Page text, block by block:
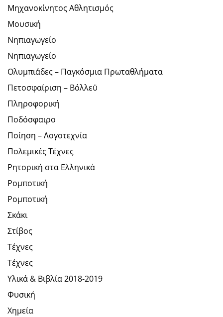
Μηχανοκίνητος Αθλητισμός
Μουσική
Νηπιαγωγείο
Νηπιαγωγείο
Ολυμπιάδες – Παγκόσμια Πρωταθλήματα
Πετοσφαίριση – Βόλλεϋ
Πληροφορική
Ποδόσφαιρο
Ποίηση – Λογοτεχνία
Πολεμικές Τέχνες
Ρητορική στα Ελληνικά
Ρομποτική
Ρομποτική
Σκάκι
Στίβος
Τέχνες
Τέχνες
Υλικά & Βιβλία 2018-2019
Φυσική
Χημεία